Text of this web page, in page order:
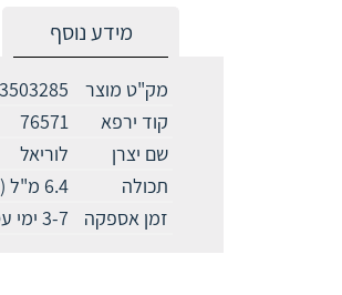
מידע נוסף
מק"ט מוצר
קוד ירפא
76571
שם יצרן
לוריאל
תכולה
6.4 מ"ל (779.69 ₪ ל-100 מ"ל)
זמן אספקה
3-7 ימי עסקים